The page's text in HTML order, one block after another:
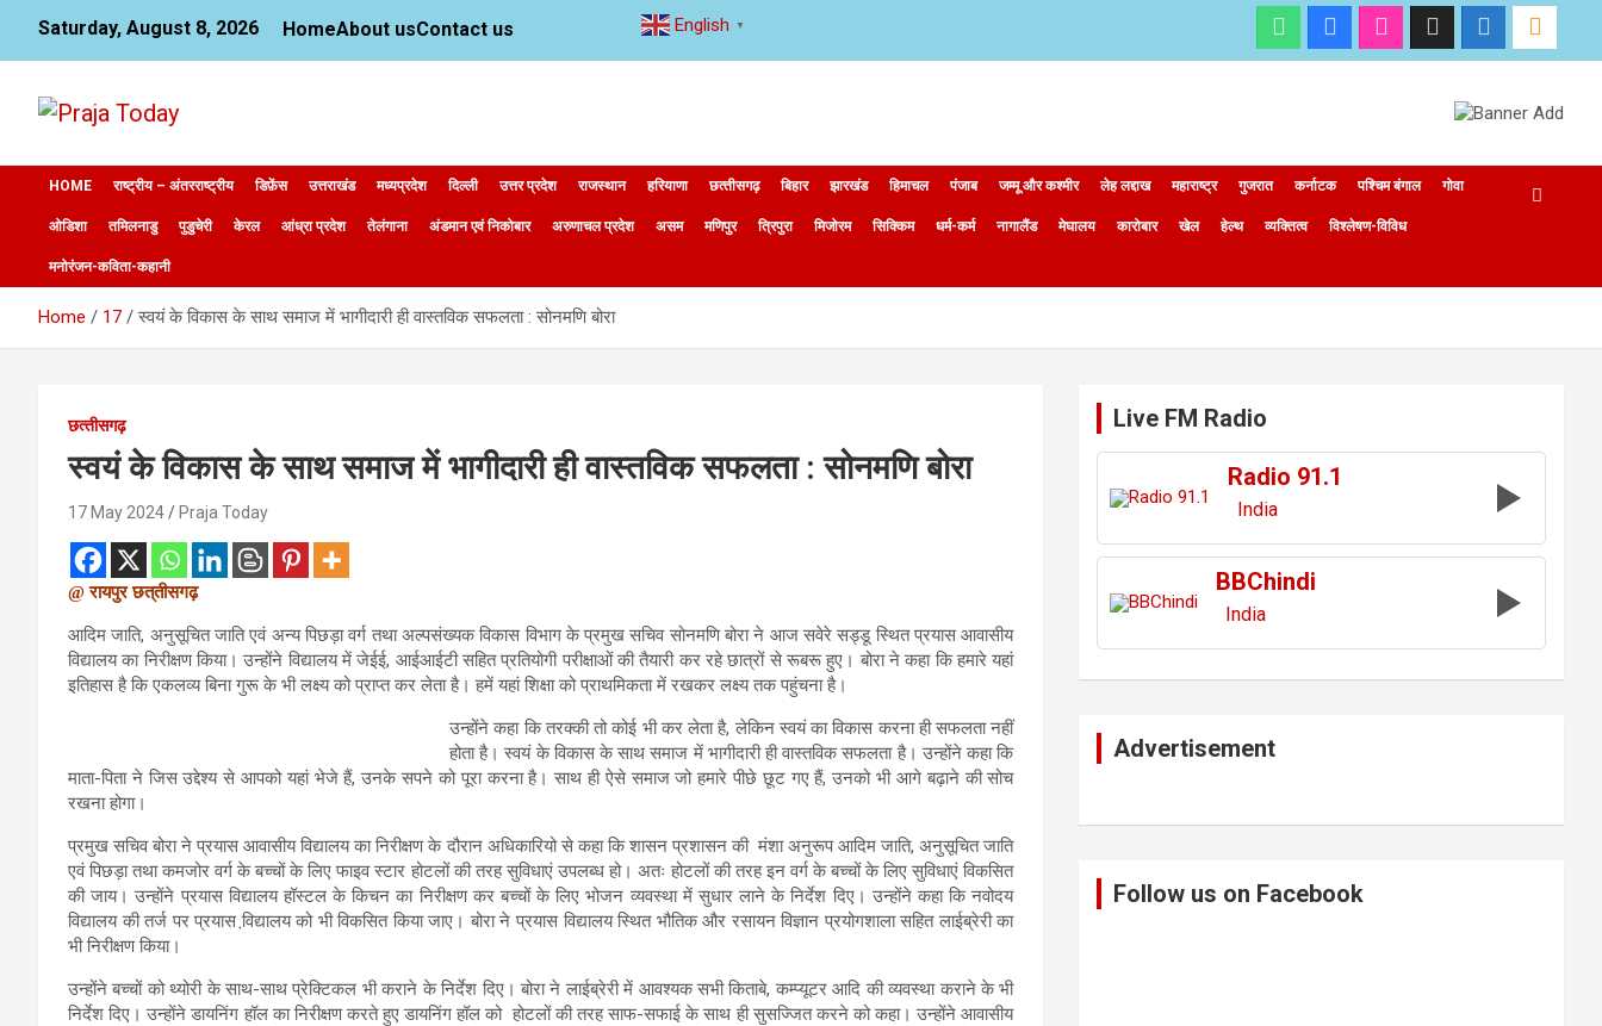
content
Saturday, August 8, 2026 HomeAbout usContact us
Praja Today
HOME राष्ट्रीय – अंतरराष्ट्रीय डिफ़ेंस उत्तराखंड मध्यप्रदेश दिल्ली उत्तर प्रदेश राजस्थान हरियाणा छत्‍तीसगढ़ बिहार झारखंड हिमाचल पंजाब जम्मू और कश्मीर लेह लद्दाख महाराष्ट्र गुजरात कर्नाटक पश्चिम बंगाल गोवा
ओडिशा तमिलनाडु पुडुचेरी केरल आंध्रा प्रदेश तेलंगाना अंडमान एवं निकोबार अरुणाचल प्रदेश असम मणिपुर त्रिपुरा मिजोरम सिक्किम धर्म-कर्म नागालैंड मेघालय कारोबार खेल हेल्थ व्यक्तित्व विश्लेषण-विविध
मनोरंजन-कविता-कहानी
Home 17 स्वयं के विकास के साथ समाज में भागीदारी ही वास्तविक सफलता : सोनमणि बोरा
छत्‍तीसगढ़
स्वयं के विकास के साथ समाज में भागीदारी ही वास्तविक सफलता : सोनमणि बोरा
17 May 2024 Praja Today
@ रायपुर छत्तीसगढ़
आदिम जाति, अनुसूचित जाति एवं अन्य पिछड़ा वर्ग तथा अल्पसंख्यक विकास विभाग के प्रमुख सचिव सोनमणि बोरा ने आज सवेरे सड्डू स्थित प्रयास आवासीय
विद्यालय का निरीक्षण किया। उन्होंने विद्यालय में जेईई, आईआईटी सहित प्रतियोगी परीक्षाओं की तैयारी कर रहे छात्रों से रूबरू हुए। बोरा ने कहा कि हमारे यहां
इतिहास है कि एकलव्य बिना गुरू के भी लक्ष्य को प्राप्त कर लेता है। हमें यहां शिक्षा को प्राथमिकता में रखकर लक्ष्य तक पहुंचना है।
उन्होंने कहा कि तरक्की तो कोई भी कर लेता है, लेकिन स्वयं का विकास करना ही सफलता नहीं
होता है। स्वयं के विकास के साथ समाज में भागीदारी ही वास्तविक सफलता है। उन्होंने कहा कि
माता-पिता ने जिस उद्देश्य से आपको यहां भेजे हैं, उनके सपने को पूरा करना है। साथ ही ऐसे समाज जो हमारे पीछे छूट गए हैं, उनको भी आगे बढ़ाने की सोच
रखना होगा।
प्रमुख सचिव बोरा ने प्रयास आवासीय विद्यालय का निरीक्षण के दौरान अधिकारियो से कहा कि शासन प्रशासन की मंशा अनुरूप आदिम जाति, अनुसूचित जाति
एवं पिछड़ा तथा कमजोर वर्ग के बच्चों के लिए फाइव स्टार होटलों की तरह सुविधाएं उपलब्ध हो। अतः होटलों की तरह इन वर्ग के बच्चों के लिए सुविधाएं विकसित
की जाय। उन्होंने प्रयास विद्यालय हॉस्टल के किचन का निरीक्षण कर बच्चों के लिए भोजन व्यवस्था में सुधार लाने के निर्देश दिए। उन्होंने कहा कि नवोदय
विद्यालय की तर्ज पर प्रयास वि़द्यालय को भी विकसित किया जाए। बोरा ने प्रयास विद्यालय स्थित भौतिक और रसायन विज्ञान प्रयोगशाला सहित लाईब्रेरी का
भी निरीक्षण किया।
उन्होंने बच्चों को थ्योरी के साथ-साथ प्रेक्टिकल भी कराने के निर्देश दिए। बोरा ने लाईब्रेरी में आवश्यक सभी किताबे, कम्प्यूटर आदि की व्यवस्था कराने के भी
निर्देश दिए। उन्होंने डायनिंग हॉल का निरीक्षण करते हुए डायनिंग हॉल को होटलों की तरह साफ-सफाई के साथ ही सुसज्जित करने को कहा। उन्होंने आवासीय
Live FM Radio
Radio 91.1
India
BBChindi
India
Advertisement
Follow us on Facebook
English ▼